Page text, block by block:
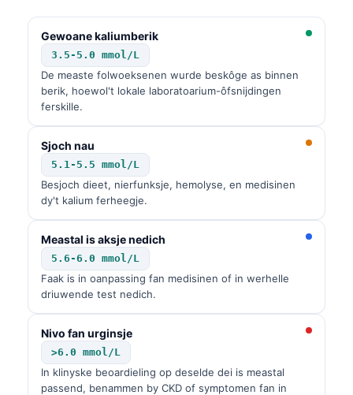
Gewoane kaliumberik
3.5-5.0 mmol/L
De measte folwoeksenen wurde beskôge as binnen
berik, hoewol't lokale laboratoarium-ôfsnijdingen
ferskille.
Sjoch nau
5.1-5.5 mmol/L
Besjoch dieet, nierfunksje, hemolyse, en medisinen
dy't kalium ferheegje.
Meastal is aksje nedich
5.6-6.0 mmol/L
Faak is in oanpassing fan medisinen of in werhelle
driuwende test nedich.
Nivo fan urginsje
>6.0 mmol/L
In klinyske beoardieling op deselde dei is meastal
passend, benammen by CKD of symptomen fan in